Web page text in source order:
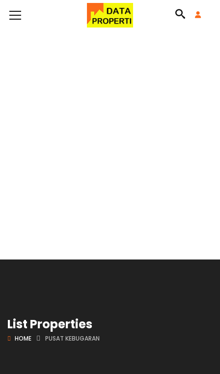
List Properties
HOME PUSAT KEBUGARAN